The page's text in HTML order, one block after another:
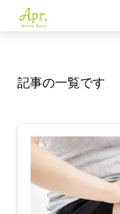
記事の一覧です